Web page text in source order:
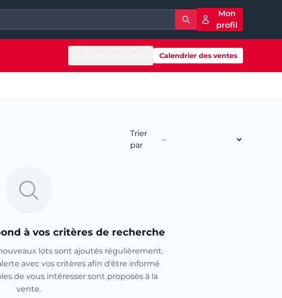
Mon
profil
Calendrier des ventes
Trier
par
à vos critères de recherche
lots sont ajoutés régulièrement.
avec vos critères afin d'être informé
de vous intéresser sont proposés à la
vente.